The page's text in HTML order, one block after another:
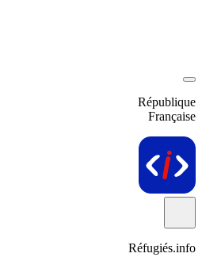
République
Française
Réfugiés.info